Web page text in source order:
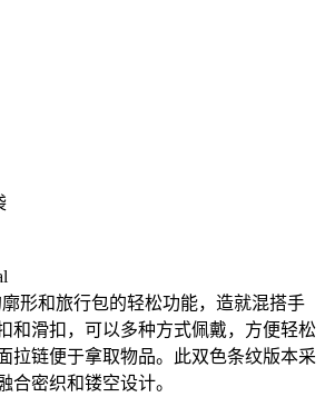
形和旅行包的轻松功能，造就混搭手
和滑扣，可以多种方式佩戴，方便轻松
拉链便于拿取物品。此双色条纹版本采
合密织和镂空设计。